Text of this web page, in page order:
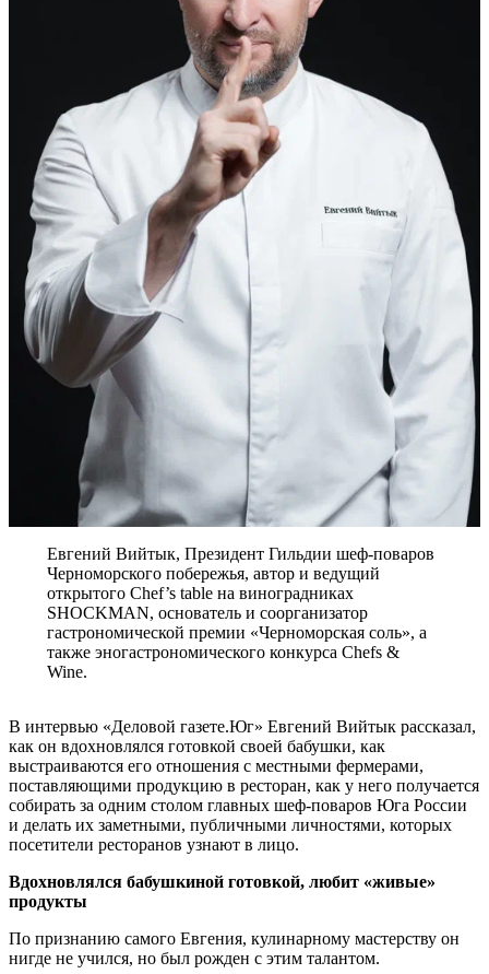
Евгений Вийтык, Президент Гильдии шеф-поваров
Черноморского побережья, автор и ведущий
открытого Chef’s table на виноградниках
SHOCKMAN, основатель и соорганизатор
гастрономической премии «Черноморская соль», а
также эногастрономического конкурса Chefs &
Wine.
В интервью «Деловой газете.Юг» Евгений Вийтык рассказал,
как он вдохновлялся готовкой своей бабушки, как
выстраиваются его отношения с местными фермерами,
поставляющими продукцию в ресторан, как у него получается
собирать за одним столом главных шеф-поваров Юга России
и делать их заметными, публичными личностями, которых
посетители ресторанов узнают в лицо.
Вдохновлялся бабушкиной готовкой, любит «живые»
продукты
По признанию самого Евгения, кулинарному мастерству он
нигде не учился, но был рожден с этим талантом.